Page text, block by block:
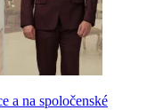
a na spoločenské